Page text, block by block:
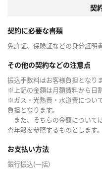
契
契約に必要な書類
免許証、保険証などの身分証明
その他の契約などの注意点
振込手数料はお客様負担となりま
※上記の金額は月額賃料から日
※ガス・光熱費・水道費につい
負担となります。
また、そちらの金額について
査年報を参照するものとします。
お支払い方法
銀行振込(一括)